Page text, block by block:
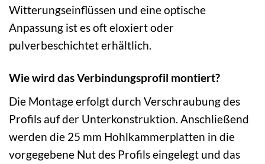
Witterungseinflüssen und eine optische
Anpassung ist es oft eloxiert oder
pulverbeschichtet erhältlich.
Wie wird das Verbindungsprofil montiert?
Die Montage erfolgt durch Verschraubung des
Profils auf der Unterkonstruktion. Anschließend
werden die 25 mm Hohlkammerplatten in die
vorgegebene Nut des Profils eingelegt und das